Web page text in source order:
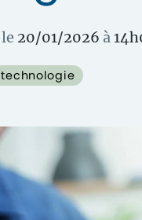
le 20/01/2026 à14h
technologie